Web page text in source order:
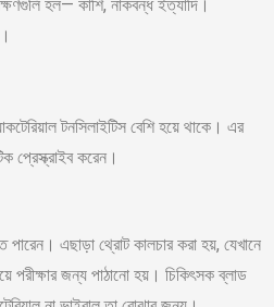
হল— কাশি, নাকবন্ধ ইত্যাদি।
টনসিলাইটিস বেশি হয়ে থাকে। এর
প্রেস্ক্রাইব করেন।
এছাড়া থ্রোট কালচার করা হয়, যেখানে
পরীক্ষার জন্য পাঠানো হয়। চিকিৎসক ব্লাড